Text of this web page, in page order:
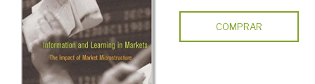
COMPRAR